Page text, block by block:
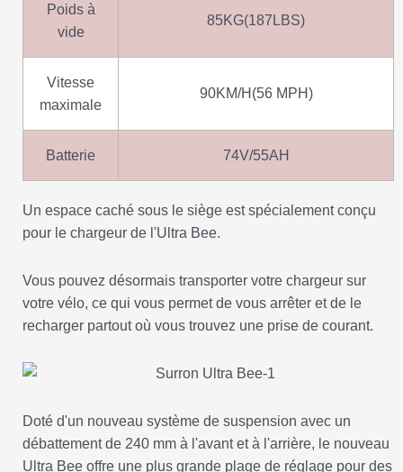
Poids à
vide
85KG(187LBS)
Vitesse
maximale
90KM/H(56 MPH)
Batterie 74V/55AH
Un espace caché sous le siège est spécialement conçu
pour le chargeur de l'Ultra Bee.
Vous pouvez désormais transporter votre chargeur sur
votre vélo, ce qui vous permet de vous arrêter et de le
recharger partout où vous trouvez une prise de courant.
Doté d'un nouveau système de suspension avec un
débattement de 240 mm à l'avant et à l'arrière, le nouveau
Ultra Bee offre une plus grande plage de réglage pour des